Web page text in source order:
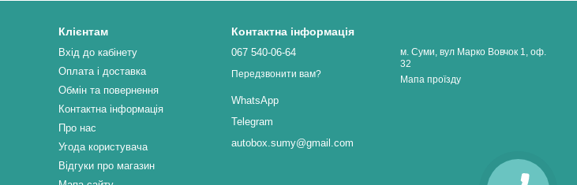
Клієнтам
Вхід до кабінету
Оплата і доставка
Обмін та повернення
Контактна інформація
Про нас
Угода користувача
Відгуки про магазин
Контактна інформація
067 540-06-64
Передзвонити вам?
WhatsApp
Telegram
autobox.sumy@gmail.com
м. Суми, вул Марко Вовчок 1, оф.
32
Мапа проїзду